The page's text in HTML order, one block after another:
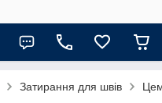
Затирання для швів